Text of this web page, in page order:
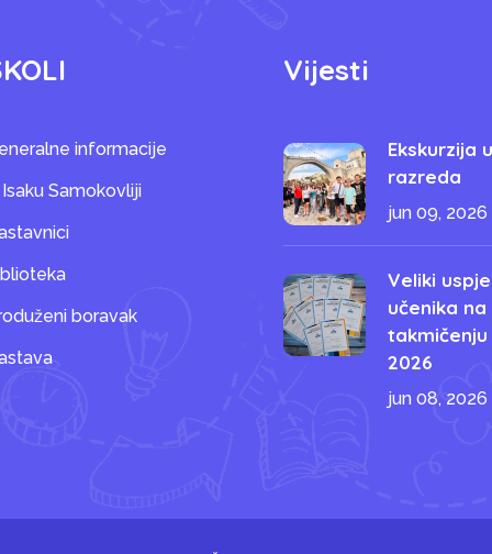
informacije
Samokovliji
boravak
Vijesti
Ekskurzija
razreda
jun 09, 2026
Veliki
učenika na
takmičenju
2026
jun 08, 2026